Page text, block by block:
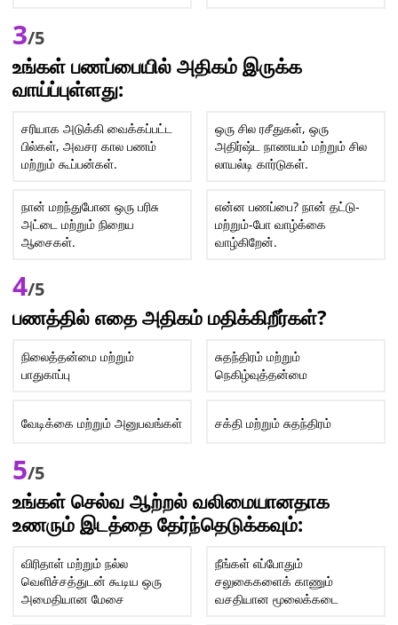
3/5
உங்கள் பணப்பையில் அதிகம் இருக்க
வாய்ப்புள்ளது:
சரியாக அடுக்கி வைக்கப்பட்ட
பில்கள், அவசர கால பணம்
மற்றும் கூப்பன்கள்.
ஒரு சில ரசீதுகள், ஒரு
அதிர்ஷ்ட நாணயம் மற்றும் சில
லாயல்டி கார்டுகள்.
நான் மறந்துபோன ஒரு பரிசு
அட்டை மற்றும் நிறைய
ஆசைகள்.
என்ன பணப்பை? நான் தட்டு-
மற்றும்-போ வாழ்க்கை
வாழ்கிறேன்.
4/5
பணத்தில் எதை அதிகம் மதிக்கிறீர்கள்?
நிலைத்தன்மை மற்றும்
பாதுகாப்பு
சுதந்திரம் மற்றும்
நெகிழ்வுத்தன்மை
வேடிக்கை மற்றும் அனுபவங்கள் சக்தி மற்றும் சுதந்திரம்
5/5
உங்கள் செல்வ ஆற்றல் வலிமையானதாக
உணரும் இடத்தை தேர்ந்தெடுக்கவும்:
விரிதாள் மற்றும் நல்ல
வெளிச்சத்துடன் கூடிய ஒரு
அமைதியான மேசை
நீங்கள் எப்போதும்
சலுகைகளைக் காணும்
வசதியான மூலைக்கடை